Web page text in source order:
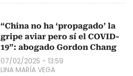
“China no ha ‘propagado’ la
gripe aviar pero sí el COVID-
19”: abogado Gordon Chang
07/02/2025 - 13:59
LINA MARÍA VEGA